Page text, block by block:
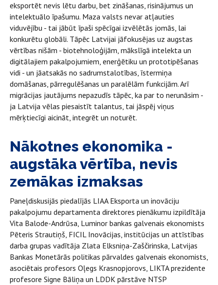
eksportēt nevis lētu darbu, bet zināšanas, risinājumus un
intelektuālo īpašumu. Maza valsts nevar atļauties
viduvējību - tai jābūt īpaši spēcīgai izvēlētās jomās, lai
konkurētu globāli. Tāpēc Latvijai jāfokusējas uz augstas
vērtības nišām - biotehnoloģijām, mākslīgā intelekta un
digitālajiem pakalpojumiem, enerģētiku un prototipēšanas
vidi - un jāatsakās no sadrumstalotības, īstermiņa
domāšanas, pārregulēšanas un paralēlām funkcijām. Arī
migrācijas jautājums nepazudīs tāpēc, ka par to nerunāsim -
ja Latvija vēlas piesaistīt talantus, tai jāspēj viņus
mērķtiecīgi aicināt, integrēt un noturēt.
Nākotnes ekonomika -
augstāka vērtība, nevis
zemākas izmaksas
Paneļdiskusijās piedalījās LIAA Eksporta un inovāciju
pakalpojumu departamenta direktores pienākumu izpildītāja
Vita Balode-Andrūsa, Luminor bankas galvenais ekonomists
Pēteris Strautiņš, FICIL Inovācijas, institūcijas un attīstības
darba grupas vadītāja Zlata Elksniņa-Zaščirinska, Latvijas
Bankas Monetārās politikas pārvaldes galvenais ekonomists,
asociētais profesors Oļegs Krasnopjorovs, LIKTA prezidente
profesore Signe Bāliņa un LDDK pārstāve NTSP